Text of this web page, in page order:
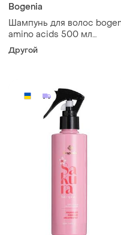
Bogenia
Шампунь для волос
amino acids 500 мл
профессиональный
Другой